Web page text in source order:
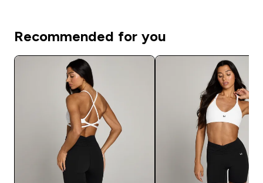
Recommended for you